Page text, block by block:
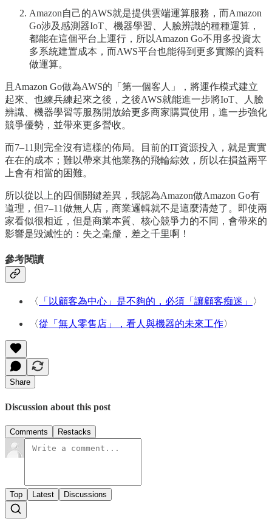
Amazon自己的AWS就是提供雲端運算服務，而Amazon
Go涉及感測器IoT、機器學習、人臉辨識的種種運算，
都能在這個平台上運行，所以Amazon Go不用多投資太
多系統建置成本，而AWS平台也能得到更多實際的資料
做運算。
且Amazon Go做為AWS的「第一個客人」，將運作模式建立
起來、也練兵練起來之後，之後AWS就能進一步將IoT、人臉
辨識、機器學習等服務開放給更多商家購買使用，進一步強化
競爭優勢，並帶來更多營收。
而7–11則完全沒有這樣的佈局。目前的IT資源投入，就是實實
在在的成本；難以帶來其他業務的飛輪綜效，所以在損益兩平
上會有相當的困難。
所以從以上的四個關鍵差異，我認為Amazon做Amazon Go有
道理，但7–11做無人店，商業邏輯就不是這麼清楚了。即使兩
家看似很相近，但是商業本質、核心競爭力的不同，會帶來的
影響是毀滅性的：失之毫釐，差之千里啊！
參考閱讀
〈 「以顧客為中心」是不夠的，必須「讓顧客痴迷」 〉
〈從「無人零售店」，看人與機器的未來工作〉
Share
Discussion about this post
Comments Restacks
Top Latest Discussions